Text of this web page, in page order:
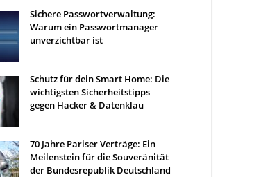
Sichere Passwortverwaltung:
Warum ein Passwortmanager
unverzichtbar ist
Schutz für dein Smart Home: Die
wichtigsten Sicherheitstipps
gegen Hacker & Datenklau
70 Jahre Pariser Verträge: Ein
Meilenstein für die Souveränität
der Bundesrepublik Deutschland